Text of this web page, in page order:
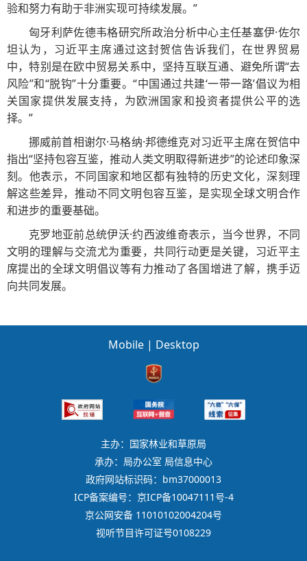
验和努力有助于非洲实现可持续发展。”
匈牙利萨佐德韦格研究所政治分析中心主任基塞伊·佐尔
坦认为，习近平主席通过这封贺信告诉我们，在世界贸易
中，特别是在欧中贸易关系中，坚持互联互通、避免所谓“去
风险”和“脱钩”十分重要。“中国通过共建‘一带一路’倡议为相
关国家提供发展支持，为欧洲国家和投资者提供公平的选
择。”
挪威前首相谢尔·马格纳·邦德维克对习近平主席在贺信中
指出“坚持包容互鉴，推动人类文明取得新进步”的论述印象深
刻。他表示，不同国家和地区都有独特的历史文化，深刻理
解这些差异，推动不同文明包容互鉴，是实现全球文明合作
和进步的重要基础。
克罗地亚前总统伊沃·约西波维奇表示，当今世界，不同
文明的理解与交流尤为重要，共同行动更是关键，习近平主
席提出的全球文明倡议等有力推动了各国增进了解，携手迈
向共同发展。
Mobile | Desktop
主办：国家林业和草原局
承办：局办公室 局信息中心
政府网站标识码：bm37000013
ICP备案编号：京ICP备10047111号-4
京公网安备 11010102004204号
视听节目许可证号0108229